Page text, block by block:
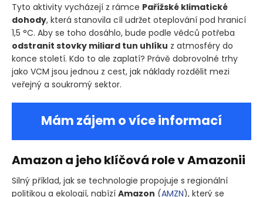
Tyto aktivity vycházejí z rámce Pařížské klimatické
dohody, která stanovila cíl udržet oteplování pod hranicí
1,5 °C. Aby se toho dosáhlo, bude podle vědců potřeba
odstranit stovky miliard tun uhlíku z atmosféry do
konce století. Kdo to ale zaplatí? Právě dobrovolné trhy
jako VCM jsou jednou z cest, jak náklady rozdělit mezi
veřejný a soukromý sektor.
Mám zájem o více informací
Amazon a jeho klíčová role v Amazonii
Silný příklad, jak se technologie propojuje s regionální
politikou a ekologií, nabízí Amazon (AMZN), který se